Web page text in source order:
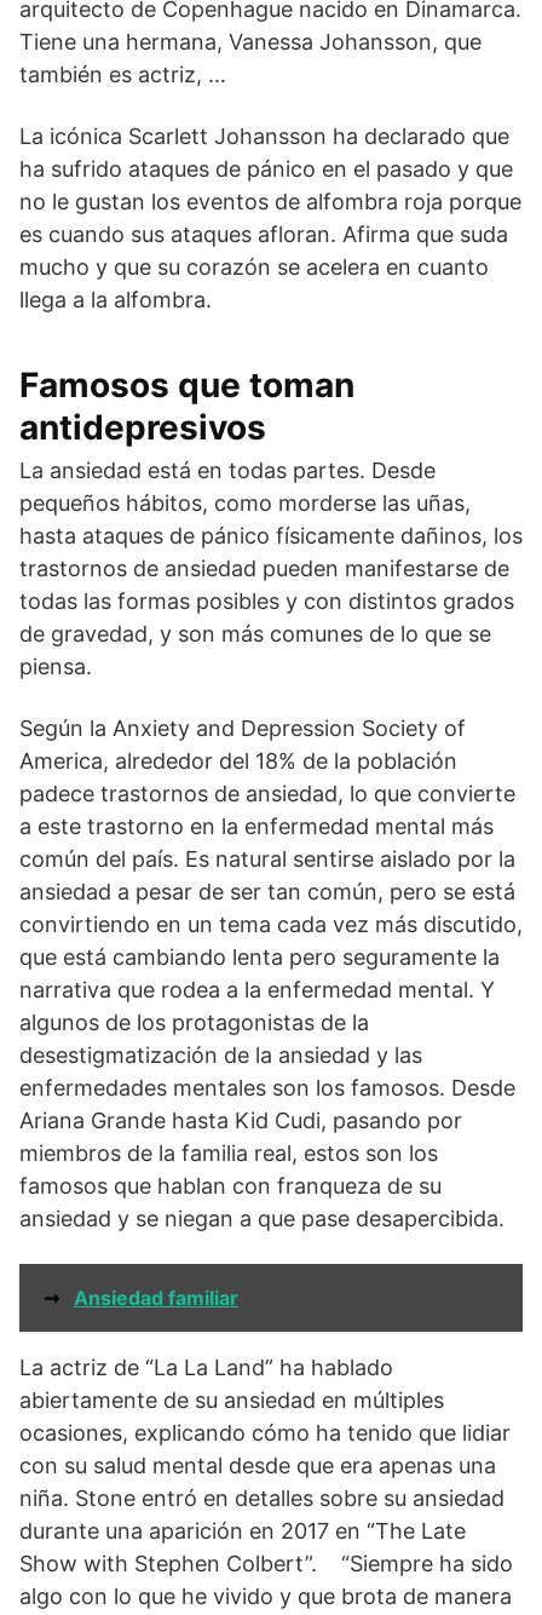
arquitecto de Copenhague nacido en Dinamarca.
Tiene una hermana, Vanessa Johansson, que
también es actriz, …
La icónica Scarlett Johansson ha declarado que
ha sufrido ataques de pánico en el pasado y que
no le gustan los eventos de alfombra roja porque
es cuando sus ataques afloran. Afirma que suda
mucho y que su corazón se acelera en cuanto
llega a la alfombra.
Famosos que toman
antidepresivos
La ansiedad está en todas partes. Desde
pequeños hábitos, como morderse las uñas,
hasta ataques de pánico físicamente dañinos, los
trastornos de ansiedad pueden manifestarse de
todas las formas posibles y con distintos grados
de gravedad, y son más comunes de lo que se
piensa.
Según la Anxiety and Depression Society of
America, alrededor del 18% de la población
padece trastornos de ansiedad, lo que convierte
a este trastorno en la enfermedad mental más
común del país. Es natural sentirse aislado por la
ansiedad a pesar de ser tan común, pero se está
convirtiendo en un tema cada vez más discutido,
que está cambiando lenta pero seguramente la
narrativa que rodea a la enfermedad mental. Y
algunos de los protagonistas de la
desestigmatización de la ansiedad y las
enfermedades mentales son los famosos. Desde
Ariana Grande hasta Kid Cudi, pasando por
miembros de la familia real, estos son los
famosos que hablan con franqueza de su
ansiedad y se niegan a que pase desapercibida.
➞ Ansiedad familiar
La actriz de “La La Land” ha hablado
abiertamente de su ansiedad en múltiples
ocasiones, explicando cómo ha tenido que lidiar
con su salud mental desde que era apenas una
niña. Stone entró en detalles sobre su ansiedad
durante una aparición en 2017 en “The Late
Show with Stephen Colbert”. “Siempre ha sido
algo con lo que he vivido y que brota de manera